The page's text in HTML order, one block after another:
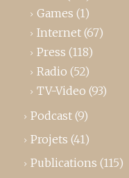
Games (1)
Internet (67)
Press (118)
Radio (52)
TV-Video (93)
Podcast (9)
Projets (41)
Publications (115)